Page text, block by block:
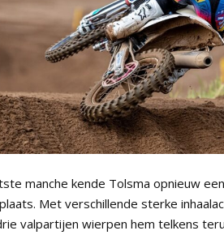
manche kende Tolsma opnieuw
Met verschillende sterke
valpartijen wierpen hem telkens